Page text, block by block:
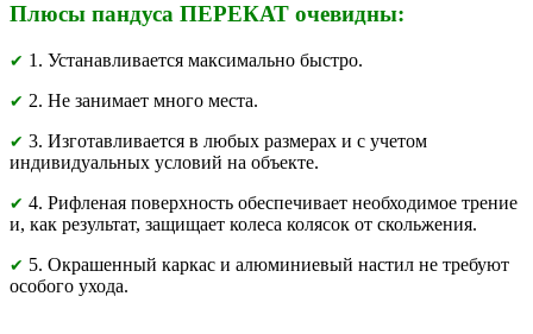
Плюсы пандуса ПЕРЕКАТ очевидны:
✔ 1. Устанавливается максимально быстро.
✔ 2. Не занимает много места.
✔ 3. Изготавливается в любых размерах и с учетом
индивидуальных условий на объекте.
✔ 4. Рифленая поверхность обеспечивает необходимое трение
и, как результат, защищает колеса колясок от скольжения.
✔ 5. Окрашенный каркас и алюминиевый настил не требуют
особого ухода.